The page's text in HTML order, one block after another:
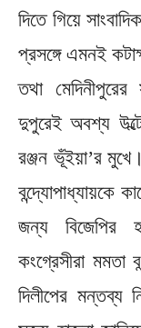
দিতে গিয়ে
প্রসঙ্গে এমনই
তথা
দুপুরেই অবশ্য
রঞ্জন ভূঁইয়া’র
বন্দ্যোপাধ্যায়কে
জন্য
কংগ্রেসীরা মমতা
দিলীপের মন্তব্য